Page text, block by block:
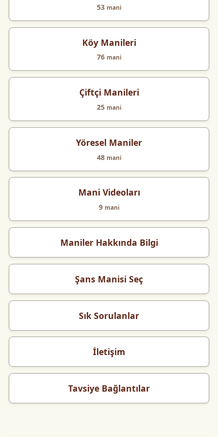
53 mani
Köy Manileri
76 mani
Çiftçi Manileri
25 mani
Yöresel Maniler
48 mani
Mani Videoları
9 mani
Maniler Hakkında Bilgi
Şans Manisi Seç
Sık Sorulanlar
İletişim
Tavsiye Bağlantılar